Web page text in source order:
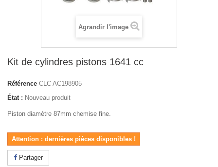
Agrandir l'image
Kit de cylindres pistons 1641 cc
Référence CLC AC198905
État : Nouveau produit
Piston diamètre 87mm chemise fine.
Attention : dernières pièces disponibles !
Partager